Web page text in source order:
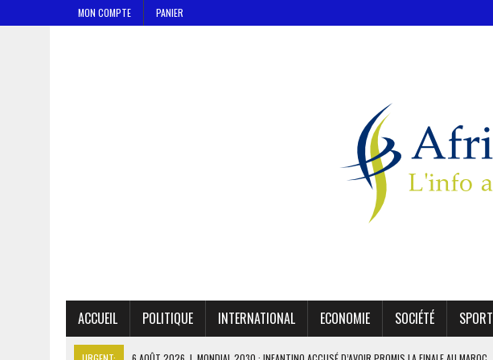
MON COMPTE PANIER
ACCUEIL POLITIQUE INTERNATIONAL ECONOMIE SOCIÉTÉ SPORT